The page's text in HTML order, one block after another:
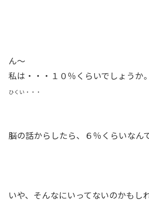
ん〜
私は・・・１０％くらいでしょうか
ひくい・・・
脳の話からしたら、６％くらいなん
いや、そんなにいってないのかもし